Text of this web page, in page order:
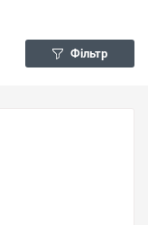
Фільтр